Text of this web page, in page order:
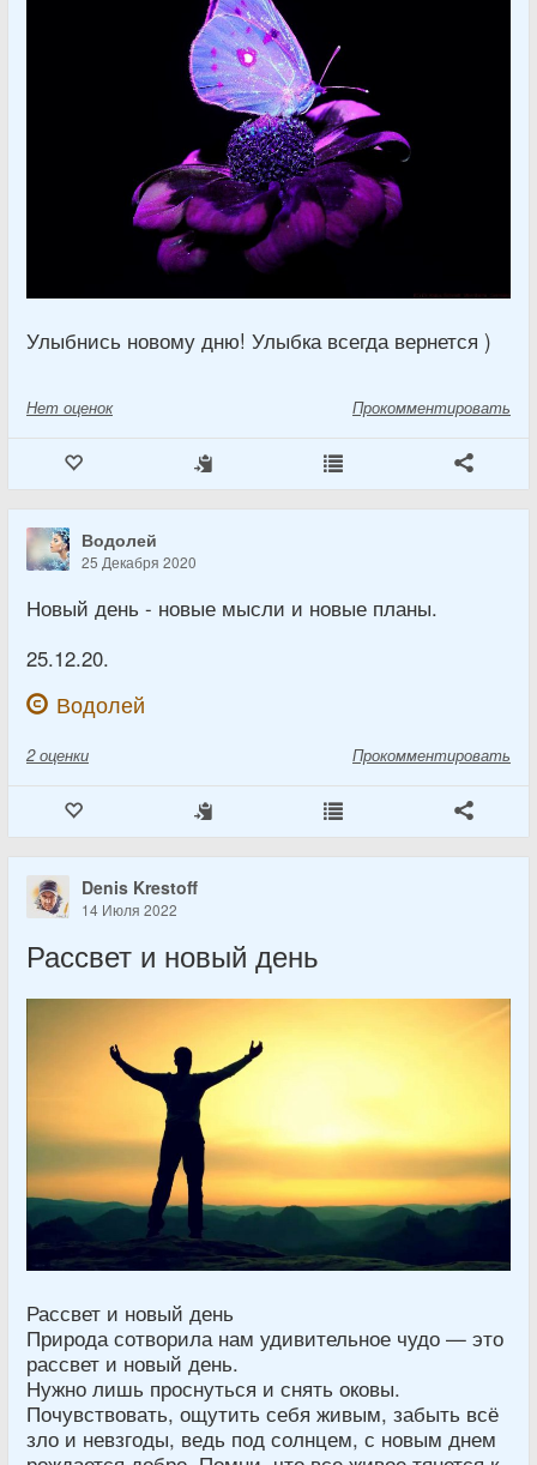
Улыбнись новому дню! Улыбка всегда вернется )
Нет оценок Прокомментировать
Водолей
25 Декабря 2020
Новый день - новые мысли и новые планы.
25.12.20.
Водолей
2 оценки Прокомментировать
Denis Krestoff
14 Июля 2022
Рассвет и новый день
Рассвет и новый день
Природа сотворила нам удивительное чудо — это
рассвет и новый день.
Нужно лишь проснуться и снять оковы.
Почувствовать, ощутить себя живым, забыть всё
зло и невзгоды, ведь под солнцем, с новым днем